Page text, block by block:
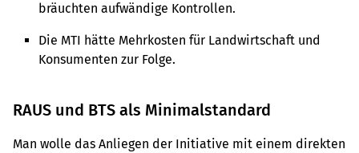
bräuchten aufwändige Kontrollen.
Die MTI hätte Mehrkosten für Landwirtschaft und
Konsumenten zur Folge.
RAUS und BTS als Minimalstandard
Man wolle das Anliegen der Initiative mit einem direkten